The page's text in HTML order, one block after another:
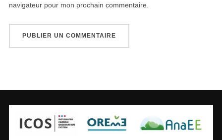
navigateur pour mon prochain commentaire.